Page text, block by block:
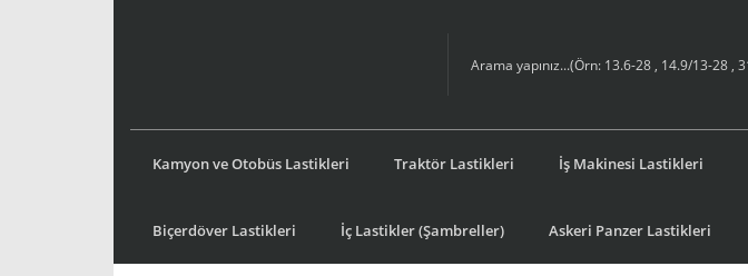
Kamyon ve Otobüs Lastikleri Traktör Lastikleri İş Makinesi Lastikleri
Biçerdöver Lastikleri İç Lastikler (Şambreller) Askeri Panzer Lastikleri